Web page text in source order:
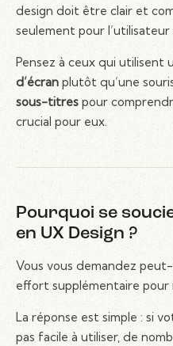
design doit être clair et
seulement pour l’utilisateur
Pensez à ceux qui utilisent
d’écran plutôt qu’une
sous-titres pour
crucial pour eux.
Pourquoi se
en UX Design ?
Vous vous demandez
effort supplémentaire pour
La réponse est simple : si
pas facile à utiliser, de